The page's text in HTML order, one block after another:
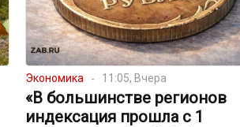
Экономика 11:05, Вчера
«В большинстве регионов
индексация прошла с 1